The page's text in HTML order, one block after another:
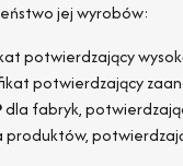
jej wyrobów:
potwierdzający
potwierdzający
dla fabryk,
produktów,